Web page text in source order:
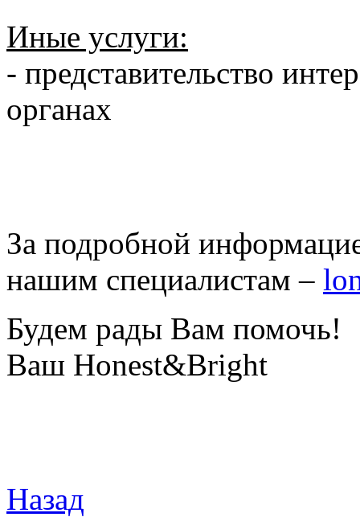
Иные услуги:
- представительство
органах
За подробной
нашим специалистам –
Будем рады Вам помочь!
Ваш Honest&Bright
Назад